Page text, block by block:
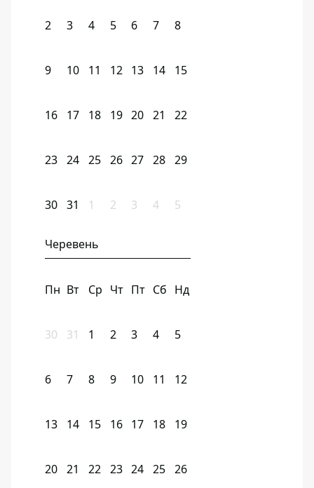
2 3 4 5 6 7 8
9 10 11 12 13 14 15
16 17 18 19 20 21 22
23 24 25 26 27 28 29
30 31 1 2 3 4 5
Черевень
Пн Вт Ср Чт Пт Сб Нд
30 31 1 2 3 4 5
6 7 8 9 10 11 12
13 14 15 16 17 18 19
20 21 22 23 24 25 26